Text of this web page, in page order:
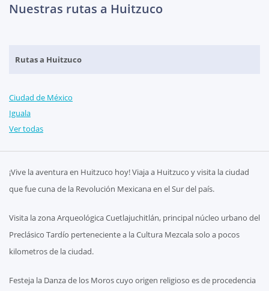
Nuestras rutas a Huitzuco
Rutas a Huitzuco
Ciudad de México
Iguala
Ver todas
¡Vive la aventura en Huitzuco hoy! Viaja a Huitzuco y visita la ciudad
que fue cuna de la Revolución Mexicana en el Sur del país.
Visita la zona Arqueológica Cuetlajuchitlán, principal núcleo urbano del
Preclásico Tardío perteneciente a la Cultura Mezcala solo a pocos
kilometros de la ciudad.
Festeja la Danza de los Moros cuyo origen religioso es de procedencia